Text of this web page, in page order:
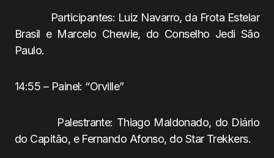
Participantes: Luiz Navarro, da Frota Estelar
Brasil e Marcelo Chewie, do Conselho Jedi São
Paulo.
14:55 – Painel: “Orville”
Palestrante: Thiago Maldonado, do Diário
do Capitão, e Fernando Afonso, do Star Trekkers.